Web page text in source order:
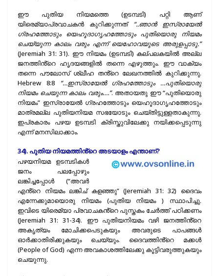
ഈ പുതിയ നിയമത്തെ (ഉടമ്പടി) പറ്റി ആണ്
യിരെമ്യാപ്രവാചകൻ കുറിക്കുന്നത് “..ഞാൻ ഇസ്രായേൽ
ഗ്രഹത്തോടും യെഹൂദാഗൃഹത്തോടും പുതിയൊരു നിയമം
ചെയ്യുന്ന കാലം വരും എന്ന് യെഹോവയുടെ അരുളപ്പാടു.”
(Jeremiah 31: 31). ഈ നിയമം (ഉടമ്പടി) കല്പലകയിൽ അല്ല
ജനത്തിൻ്റെ ഹൃദയങ്ങളിൽ തന്നെ എഴുത്തും. ഈ വാക്യം
തന്നെ പൗലോസ് ശ്ലീഹ തൻ്റെ ലേഖനത്തിൽ കുറിക്കുന്നു.
Hebrew 8:8 “…ഇസ്രായേൽ ഗ്രഹത്തോടും …പുതിയൊരു
നിയമം ചെയുന്ന കാലം വരും….”. അതായതു ഈ “പുതിയൊരു
നിയമം” ഇസ്രായേൽ ഗ്രഹത്തോടും യെഹൂദാഗൃഹത്തോടും
മാത്രമല്ല പുതിയനിയമ സഭയോടും ചെയ്തിട്ടുള്ളതാകുന്നു.
ഇപ്രകാരം പഴയ ഉടമ്പടി ക്രിസ്തുവിലേക്കു നയിക്കപ്പെടുന്നു
എന്ന് മനസിലാക്കാം.
34). പുതിയ നിയമത്തിൻ്റെ അടയാളം എന്താണ്?
പഴയനിയമ ഉടമ്പടികൾ
ജനം പലപ്പോഴും
ലങ്കിച്ചപ്പോൾ (“അവർ
എൻ്റെ നിയമം ലങ്കിച് കളഞ്ഞു” (Jeremiah 31: 32) ദൈവം
എന്നേക്കുമായൊരു നിയമം (പുതിയ നിയമം ) സ്ഥാപിച്ചു.
ഇവിടെ യിരെമ്യാ പ്രവാചകൻ്റെ പുസ്തകം ചേർത്ത് പഠിക്കണം
(Jeremiah 31: 31-34). ഈ പുതിയനിയമം വഴി ജനത്തിൻ്റെ
അകൃത്യം മോചിക്കപെടുകയും അവരുടെ പാപങ്ങൾ
ഓർക്കാതിരിക്കുകയും ചെയ്യും. ദൈവത്തിൻ്റെ മക്കൾ
(People of God) എന്ന അവകാശത്തിലേക്കു കൂട്ടിവരുത്തുകയും
ചെയുന്നു.